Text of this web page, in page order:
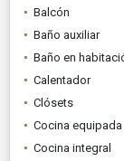
Balcón
Baño auxiliar
Baño en
Calentador
Clósets
Cocina equipada
Cocina integral